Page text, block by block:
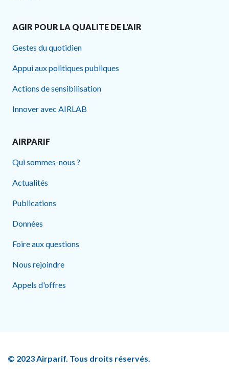
AGIR POUR LA QUALITE DE L'AIR
Gestes du quotidien
Appui aux politiques publiques
Actions de sensibilisation
Innover avec AIRLAB
AIRPARIF
Qui sommes-nous ?
Actualités
Publications
Données
Foire aux questions
Nous rejoindre
Appels d'offres
© 2023 Airparif. Tous droits réservés.